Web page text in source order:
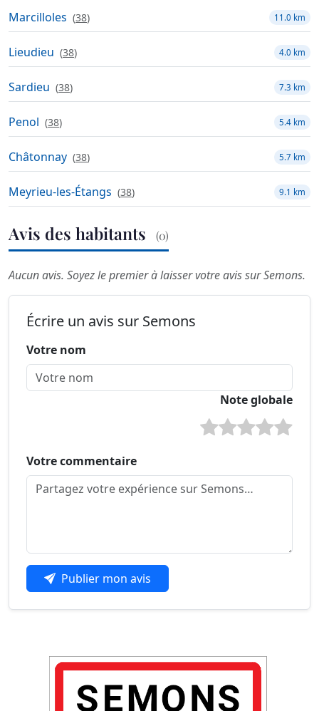
Marcilloles (38) 11.0 km
Lieudieu (38) 4.0 km
Sardieu (38) 7.3 km
Penol (38) 5.4 km
Châtonnay (38) 5.7 km
Meyrieu-les-Étangs (38) 9.1 km
Avis des habitants (0)
Aucun avis. Soyez le premier à laisser votre avis sur Semons.
Écrire un avis sur Semons
Votre nom
Note globale
Votre commentaire
Publier mon avis